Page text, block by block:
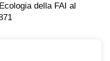
della FAI al